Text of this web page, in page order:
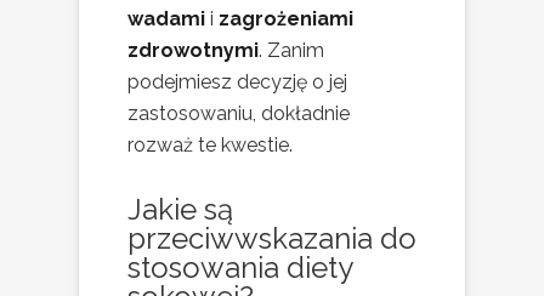
wadami i zagrożeniami
zdrowotnymi. Zanim
podejmiesz decyzję o jej
zastosowaniu, dokładnie
rozważ te kwestie.
Jakie są
przeciwwskazania do
stosowania diety